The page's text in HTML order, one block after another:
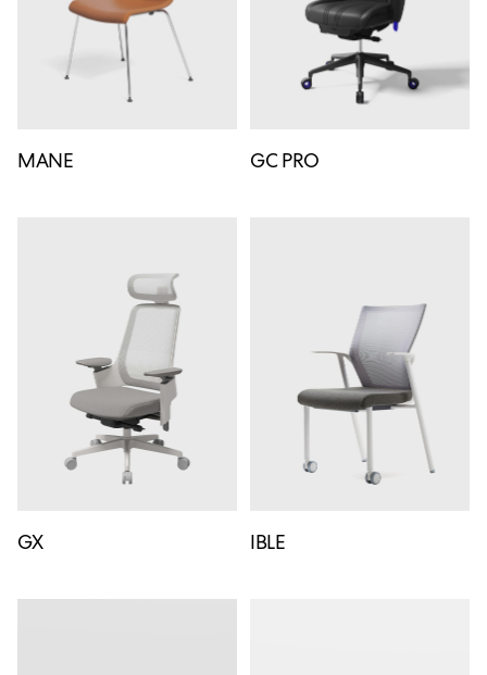
MANE GC PRO
GX IBLE